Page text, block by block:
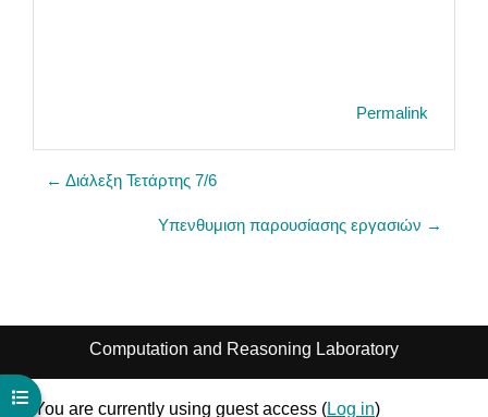
Open course index
Permalink
← Διάλεξη Τετάρτης 7/6
Υπενθυμιση παρουσίασης εργασιών →
Computation and Reasoning Laboratory
You are currently using guest access (Log in)